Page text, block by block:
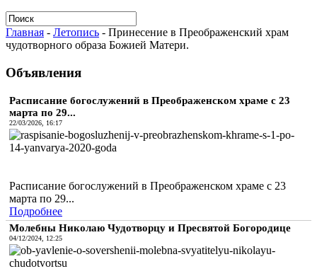
Главная - Летопись - Принесение в Преображенский храм
чудотворного образа Божией Матери.
Объявления
Расписание богослужений в Преображенском храме с 23
марта по 29...
22/03/2026, 16:17
Расписание богослужений в Преображенском храме с 23
марта по 29...
Подробнее
Молебны Николаю Чудотворцу и Пресвятой Богородице
04/12/2024, 12:25